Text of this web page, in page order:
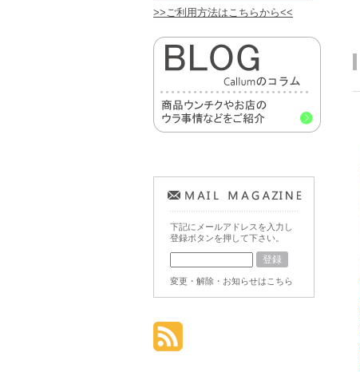
>>ご利用方法はこちらから<<
下記にメールアドレスを入力し
登録ボタンを押して下さい。
変更・解除・お知らせはこちら